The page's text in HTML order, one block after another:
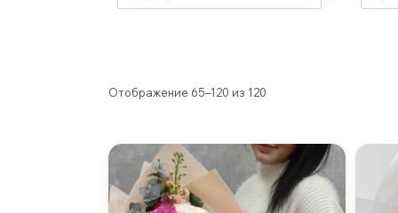
Отображение 65–120 из 120